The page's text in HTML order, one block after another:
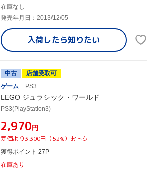
在庫なし
発売年月日：2013/12/05
入荷したら知りたい
中古
店舗受取可
ゲーム
PS3
LEGO ジュラシック・ワールド
PS3(PlayStation3)
¥2,970円
定価より3,300円（52%）おトク
獲得ポイント 27P
在庫あり